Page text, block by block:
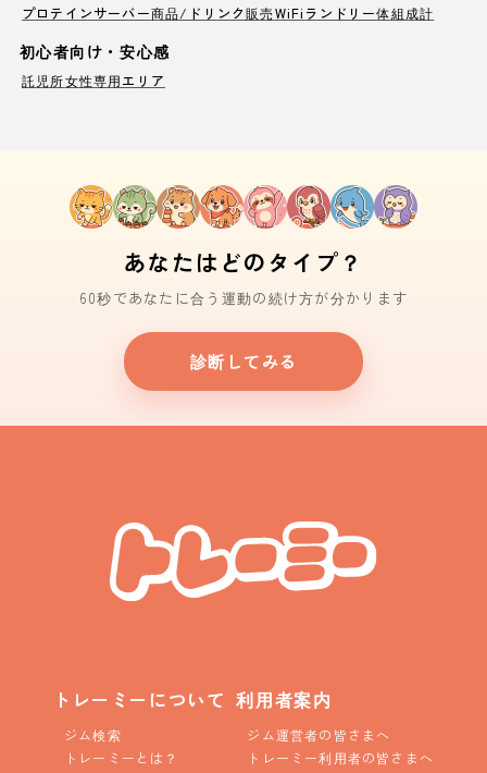
プロテインサーバー商品/ドリンク販売WiFi ランドリー体組成計
初心者向け・安心感
託児所女性専用エリア
あなたはどのタイプ？
60秒であなたに合う運動の続け方が分かります
診断してみる
トレーミーについて
ジム検索
トレーミーとは？
利用者案内
ジム運営者の皆さまへ
トレーミー利用者の皆さまへ